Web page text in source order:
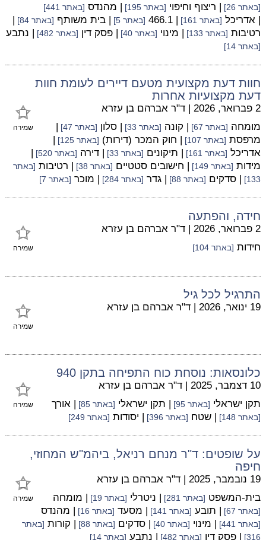
[באתר 26] | ריצוף וחיפוי [באתר 195] | מהנדס [באתר 441]
| אדריכל [באתר 161] | 466.1 [באתר 5] | בית משותף [באתר 84]
|
רטיבות [באתר 133] | מינוי [באתר 40] | פסק דין [באתר 482] | נתבע
[באתר 14]
חוות דעת מקצועית מטעם דיירים לעומת חוות
דעת מקצועיות אחרות
שמירה
2 פברואר, 2026 | ד"ר אברהם בן עזרא
מומחה [באתר 67] | קונה [באתר 33] | סלון [באתר 47]
|
מרפסת [באתר 107] | חוק המכר (דירות) [באתר 125]
|
אדריכל [באתר 161] | תיקונים [באתר 33] | דירה [באתר 520]
|
מידות [באתר 149] | חישובים סטטיים [באתר 38] | רטיבות [באתר
133]
| סדקים [באתר 88] | גדר [באתר 284] | מוכר [באתר 7]
חידה, והפתעה
שמירה
2 פברואר, 2026 | ד"ר אברהם בן עזרא
חידות [באתר 104]
התרגיל לכל גיל
שמירה
19 ינואר, 2026 | ד"ר אברהם בן עזרא
כלונסאות: נוסחת כוח התפיחה בתקן 940
שמירה
10 דצמבר, 2025 | ד"ר אברהם בן עזרא
תקן ישראלי [באתר 95] | תקן ישראלי [באתר 85] | אורך
[באתר 148] | שטח [באתר 396] | יסודות [באתר 249]
על שופטים: ד"ר מנחם רניאל, ביהמ"ש המחוזי,
חיפה
שמירה
19 נובמבר, 2025 | ד"ר אברהם בן עזרא
בית-המשפט [באתר 281] | ניטרלי [באתר 19] | מומחה
[באתר 67] | תובע [באתר 141] | מסעד [באתר 16] | מהנדס
[באתר 441] | מינוי [באתר 40] | סדקים [באתר 88] | קורות [באתר
316]
| פסק דין [באתר 482] | נתבע [באתר 14]